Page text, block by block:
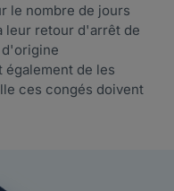
le nombre de jours
leur retour d'arrêt de
d'origine
de les
ces congés doivent